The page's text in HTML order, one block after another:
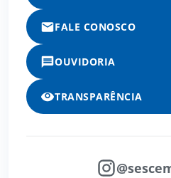
FALE CONOSCO
OUVIDORIA
TRANSPARÊNCIA